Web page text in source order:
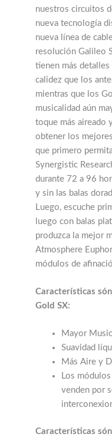
nuestros circuitos
nueva tecnología
nueva línea de
resolución Galileo
tienen más
calidez que los
mientras que los
musicalidad aún
toque más aireado
obtener los
que primero
Synergistic
durante 72 a 96
y sin las balas
Luego, escuche
luego con balas
produzca la mejor
Atmosphere
módulos de
Características
Gold SX:
Mayor
Suavidad
Más Aire y
Los
venden por
Características